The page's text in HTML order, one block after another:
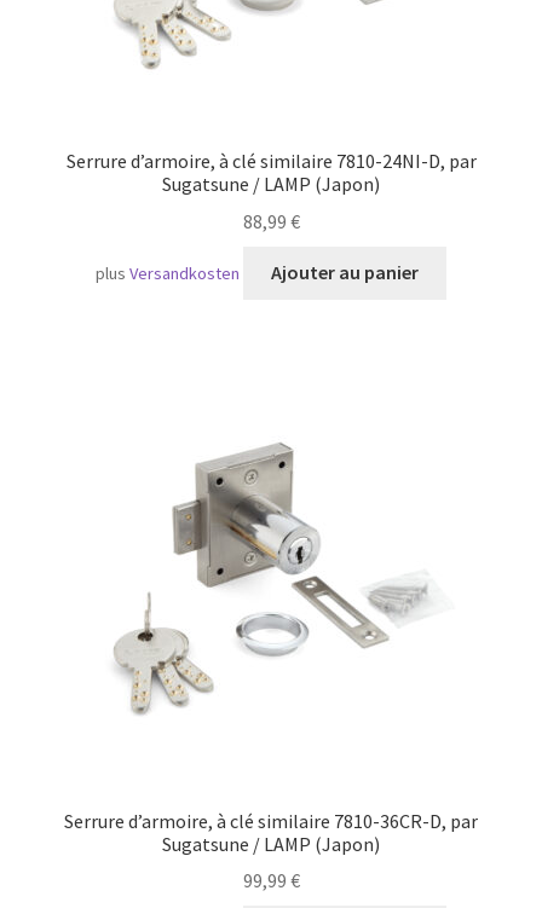
Serrure d’armoire, à clé similaire 7810-24NI-D, par
Sugatsune / LAMP (Japon)
88,99 €
plusVersandkosten Ajouter au panier
Serrure d’armoire, à clé similaire 7810-36CR-D, par
Sugatsune / LAMP (Japon)
99,99 €